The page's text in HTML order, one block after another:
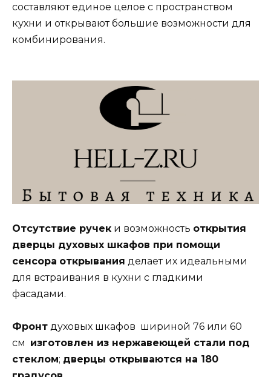
составляют единое целое с пространством
кухни и открывают большие возможности для
комбинирования.
Отсутствие ручек и возможность открытия
дверцы духовых шкафов при помощи
сенсора открывания делает их идеальными
для встраивания в кухни с гладкими
фасадами.
Фронт духовых шкафов шириной 76 или 60
см изготовлен из нержавеющей стали под
стеклом; дверцы открываются на 180